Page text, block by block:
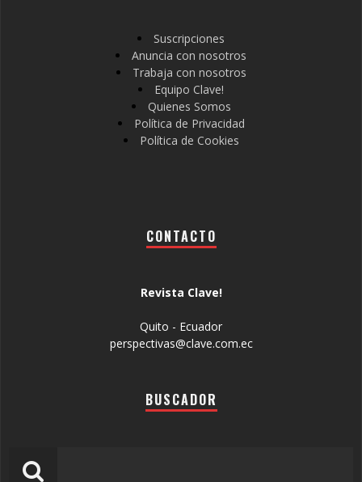
Suscripciones
Anuncia con nosotros
Trabaja con nosotros
Equipo Clave!
Quienes Somos
Política de Privacidad
Política de Cookies
CONTACTO
Revista Clave!
Quito - Ecuador
perspectivas@clave.com.ec
BUSCADOR